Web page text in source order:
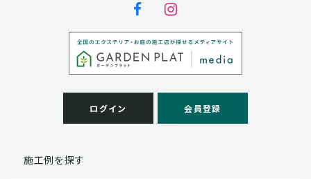
個人情報の取扱い業務の委託
弊社は事業運営上、お客様により良いサービスを提供す
るために業務の一部を外部に委託しており、業務委託先
客様には、貴殿の個人情報の利用目的の通知、開示、訂
理・機密保持などによりお客様の個人情報の漏洩防止に
ログイン 会員登録
施工例を探す